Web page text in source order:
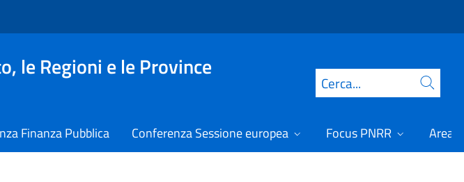
le Regioni e le Province
Cerca
Finanza Pubblica Conferenza Sessione europea Focus PNRR Area